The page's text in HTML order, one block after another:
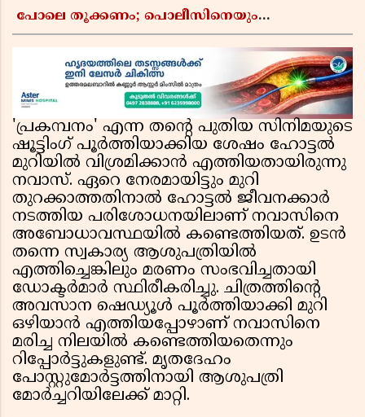
പോലെ തൂക്കണം; പൊലീസിനെയും
ജയരാജൻ
'പ്രകമ്പനം' എന്ന തൻ്റെ പുതിയ സിനിമയുടെ
ഷൂട്ടിംഗ് പൂർത്തിയാക്കിയ ശേഷം ഹോട്ടൽ
മുറിയിൽ വിശ്രമിക്കാൻ എത്തിയതായിരുന്നു
നവാസ്. ഏറെ നേരമായിട്ടും മുറി
തുറക്കാത്തതിനാൽ ഹോട്ടൽ ജീവനക്കാർ
നടത്തിയ പരിശോധനയിലാണ് നവാസിനെ
അബോധാവസ്ഥയിൽ കണ്ടെത്തിയത്. ഉടൻ
തന്നെ സ്വകാര്യ ആശുപത്രിയിൽ
എത്തിച്ചെങ്കിലും മരണം സംഭവിച്ചതായി
ഡോക്ടർമാർ സ്ഥിരീകരിച്ചു. ചിത്രത്തിൻ്റെ
അവസാന ഷെഡ്യൂൾ പൂർത്തിയാക്കി മുറി
ഒഴിയാൻ എത്തിയപ്പോഴാണ് നവാസിനെ
മരിച്ച നിലയിൽ കണ്ടെത്തിയതെന്നും
റിപ്പോർട്ടുകളുണ്ട്. മൃതദേഹം
പോസ്റ്റുമോർട്ടത്തിനായി ആശുപത്രി
മോർച്ചറിയിലേക്ക് മാറ്റി.